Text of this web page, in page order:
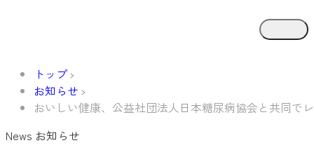
トップ
お知らせ
おいしい健康、公益社団法人日本糖尿病協会と共同で
News お知らせ